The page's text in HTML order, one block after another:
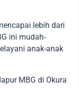
lebih dari
ini mudah-
anak-anak
MBG di Okura